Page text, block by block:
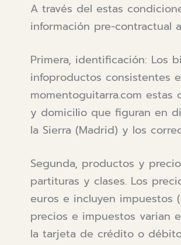
A través del estas
información pre-contractual
Primera, identificación: Los
infoproductos consistentes
momentoguitarra.com
y domicilio que figuran en
la Sierra (Madrid) y los
Segunda, productos y
partituras y clases. Los
euros e incluyen impuestos
precios e impuestos varian
la tarjeta de crédito o